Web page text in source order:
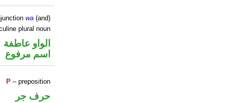
wa (and)
plural noun
الواو عاطفة
اسم مرفوع
P – preposition
حرف جر